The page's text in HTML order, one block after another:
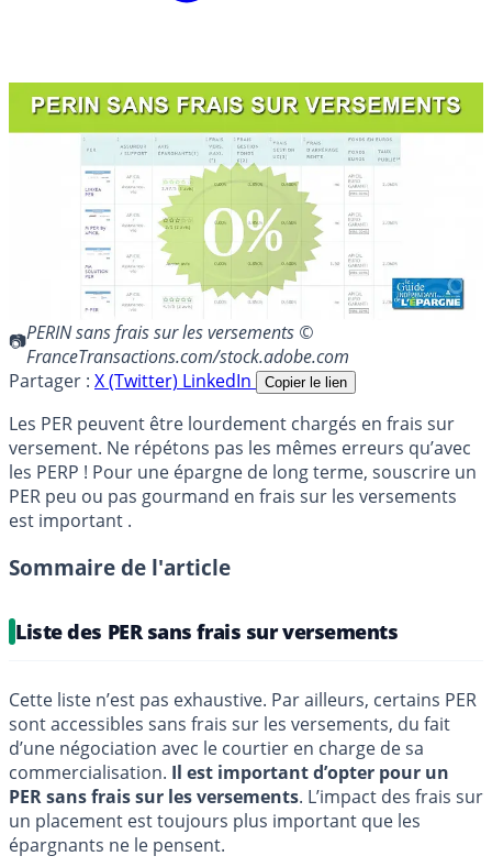
PERIN sans frais sur les versements ©
FranceTransactions.com/stock.adobe.com
Partager : X (Twitter) LinkedIn Copier le lien
Les PER peuvent être lourdement chargés en frais sur
versement. Ne répétons pas les mêmes erreurs qu’avec
les PERP ! Pour une épargne de long terme, souscrire un
PER peu ou pas gourmand en frais sur les versements
est important .
Sommaire de l'article
Liste des PER sans frais sur versements
Cette liste n’est pas exhaustive. Par ailleurs, certains PER
sont accessibles sans frais sur les versements, du fait
d’une négociation avec le courtier en charge de sa
commercialisation. Il est important d’opter pour un
PER sans frais sur les versements. L’impact des frais sur
un placement est toujours plus important que les
épargnants ne le pensent.